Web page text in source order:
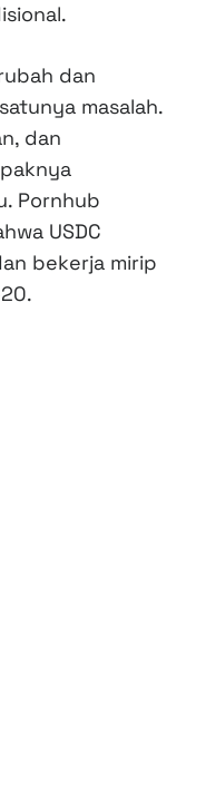
dan
masalah.
dan
Pornhub
USDC
bekerja mirip